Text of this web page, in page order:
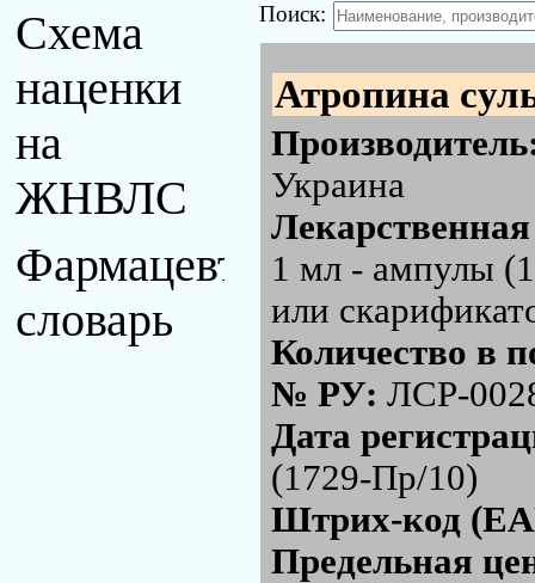
Схема
наценки
на
ЖНВЛС
Фармацевтический
словарь
Поиск:
Атропина
Украина
1 мл - ампулы
или
Количество в
№ РУ:ЛСР-
Дата
(1729-Пр/10)
Штрих-код
Предельная